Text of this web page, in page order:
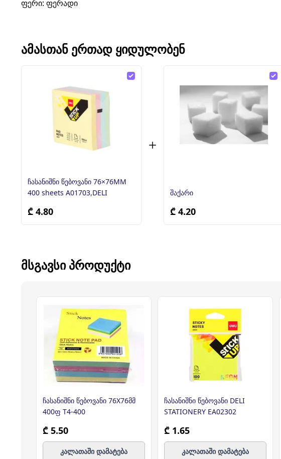
ფერი: ფერადი
ᲐᲛᲐᲡᲗᲐᲜ ᲔᲠᲗᲐᲓ ᲧᲘᲓᲣᲚᲝᲑᲔᲜ
ჩასანიშნი წებოვანი 76×76MM
400 sheets A01703,DELI
₾ 4.80
შაქარი
₾ 4.20
ᲛᲡᲒᲐᲕᲡᲘ ᲞᲠᲝᲓᲣᲥᲢᲘ
ჩასანიშნი წებოვანი 76X76მმ
400ფ T4-400
₾ 5.50
კალათაში დამატება
ჩასანიშნი წებოვანი DELI
STATIONERY EA02302
₾ 1.65
კალათაში დამატება